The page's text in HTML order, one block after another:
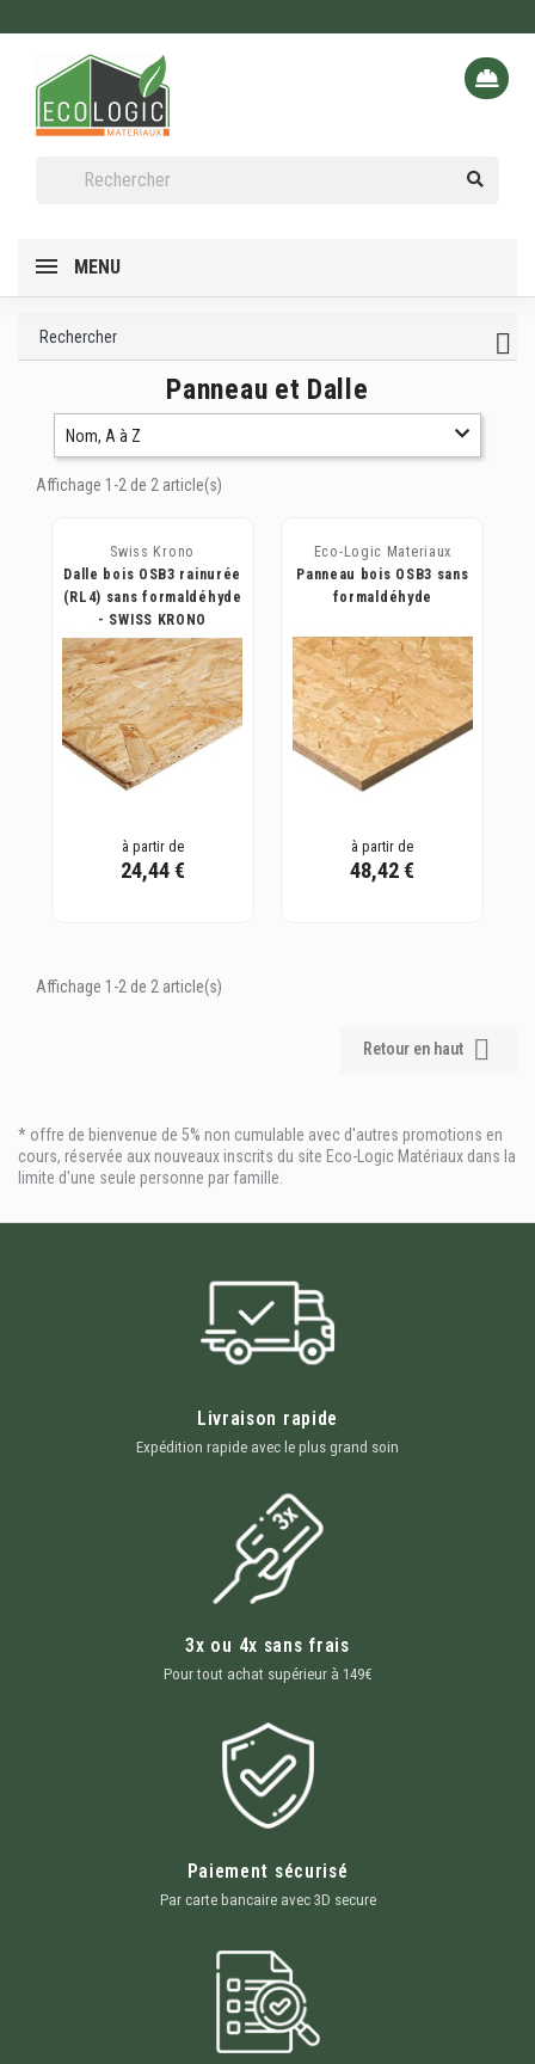
MENU
Rechercher
Panneau et Dalle
Nom, A à Z
Affichage 1-2 de 2 article(s)
Swiss Krono
Dalle bois OSB3 rainurée
(RL4) sans formaldéhyde
- SWISS KRONO
à partir de
24,44 €
Eco-Logic Materiaux
Panneau bois OSB3 sans
formaldéhyde
à partir de
48,42 €
Affichage 1-2 de 2 article(s)
Retour en haut 
* offre de bienvenue de 5% non cumulable avec d'autres promotions en
cours, réservée aux nouveaux inscrits du site Eco-Logic Matériaux dans la
limite d'une seule personne par famille.
Livraison rapide
Expédition rapide avec le plus grand soin
3x ou 4x sans frais
Pour tout achat supérieur à 149€
Paiement sécurisé
Par carte bancaire avec 3D secure